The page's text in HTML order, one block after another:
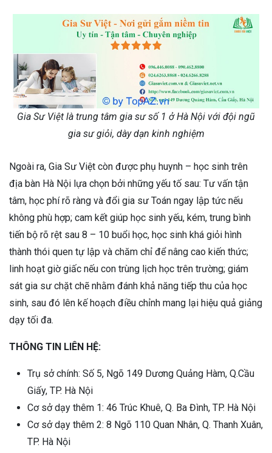
Gia Sư Việt là trung tâm gia sư số 1 ở Hà Nội với đội ngũ
gia sư giỏi, dày dạn kinh nghiệm
Ngoài ra, Gia Sư Việt còn được phụ huynh – học sinh trên
địa bàn Hà Nội lựa chọn bởi những yếu tố sau: Tư vấn tận
tâm, học phí rõ ràng và đổi gia sư Toán ngay lập tức nếu
không phù hợp; cam kết giúp học sinh yếu, kém, trung bình
tiến bộ rõ rệt sau 8 – 10 buổi học, học sinh khá giỏi hình
thành thói quen tự lập và chăm chỉ để nâng cao kiến thức;
linh hoạt giờ giấc nếu con trùng lịch học trên trường; giám
sát gia sư chặt chẽ nhằm đánh khả năng tiếp thu của học
sinh, sau đó lên kế hoạch điều chỉnh mang lại hiệu quả giảng
dạy tối đa.
THÔNG TIN LIÊN HỆ:
Trụ sở chính: Số 5, Ngõ 149 Dương Quảng Hàm, Q.Cầu
Giấy, TP. Hà Nội
Cơ sở dạy thêm 1: 46 Trúc Khuê, Q. Ba Đình, TP. Hà Nội
Cơ sở dạy thêm 2: 8 Ngõ 110 Quan Nhân, Q. Thanh Xuân,
TP. Hà Nội